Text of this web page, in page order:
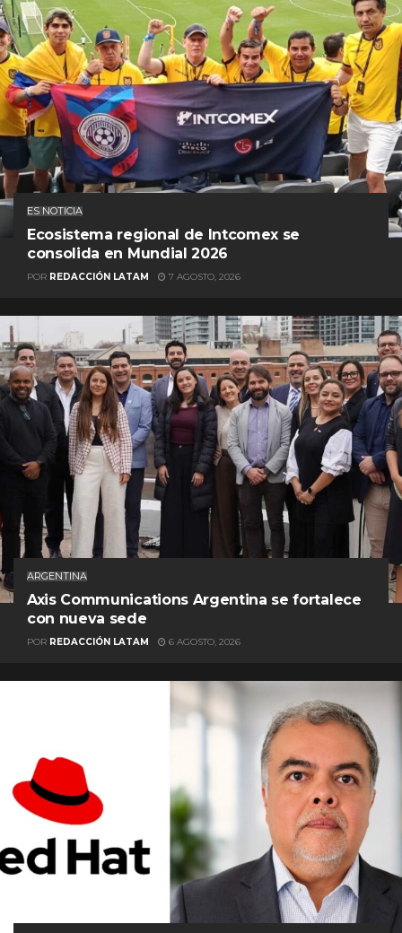
ES NOTICIA
Ecosistema regional de Intcomex se
consolida en Mundial 2026
POR REDACCIÓN LATAM 7 AGOSTO, 2026
ARGENTINA
Axis Communications Argentina se fortalece
con nueva sede
POR REDACCIÓN LATAM 6 AGOSTO, 2026